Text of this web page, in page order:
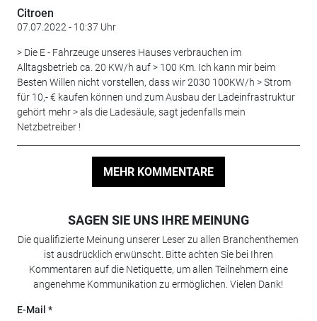
Citroen
07.07.2022 - 10:37 Uhr
> Die E - Fahrzeuge unseres Hauses verbrauchen im
Alltagsbetrieb ca. 20 KW/h auf > 100 Km. Ich kann mir beim
Besten Willen nicht vorstellen, dass wir 2030 100KW/h > Strom
für 10,- € kaufen können und zum Ausbau der Ladeinfrastruktur
gehört mehr > als die Ladesäule, sagt jedenfalls mein
Netzbetreiber !
MEHR KOMMENTARE
SAGEN SIE UNS IHRE MEINUNG
Die qualifizierte Meinung unserer Leser zu allen Branchenthemen
ist ausdrücklich erwünscht. Bitte achten Sie bei Ihren
Kommentaren auf die Netiquette, um allen Teilnehmern eine
angenehme Kommunikation zu ermöglichen. Vielen Dank!
E-Mail